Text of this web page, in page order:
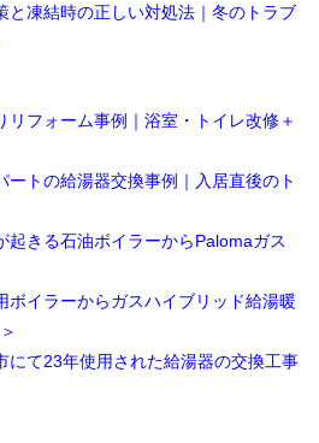
と凍結時の正しい対処法｜冬のトラブ
リフォーム事例｜浴室・トイレ改修＋
ートの給湯器交換事例｜入居直後のト
起きる石油ボイラーからPalomaガス
イラーからガスハイブリッド給湯暖
にて23年使用された給湯器の交換工事